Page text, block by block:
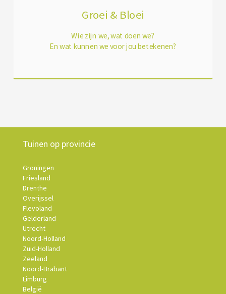
Groei & Bloei
Wie zijn we, wat doen we?
En wat kunnen we voor jou betekenen?
Tuinen op provincie
Groningen
Friesland
Drenthe
Overijssel
Flevoland
Gelderland
Utrecht
Noord-Holland
Zuid-Holland
Zeeland
Noord-Brabant
Limburg
België